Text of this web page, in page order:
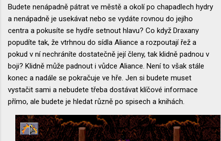
Budete nenápadně pátrat ve městě a okolí po chapadlech hydry
a nenápadně je usekávat nebo se vydáte rovnou do jejího
centra a pokusíte se hydře setnout hlavu? Co když Draxany
popudíte tak, že vtrhnou do sídla Aliance a rozpoutají řež a
pokud v ní nechráníte dostatečně její členy, tak klidně padnou v
boji? Klidně může padnout i vůdce Aliance. Není to však stále
konec a nadále se pokračuje ve hře. Jen si budete muset
vystačit sami a nebudete třeba dostávat klíčové informace
přímo, ale budete je hledat různě po spisech a knihách.